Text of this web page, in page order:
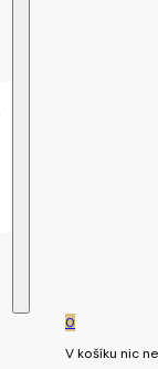
0
V košíku nic